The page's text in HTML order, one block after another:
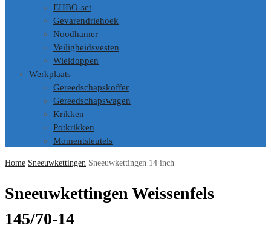
EHBO-set
Gevarendriehoek
Noodhamer
Veiligheidsvesten
Wieldoppen
Werkplaats
Gereedschapskoffer
Gereedschapswagen
Krikken
Potkrikken
Momentsleutels
Home Sneeuwkettingen Sneeuwkettingen 14 inch
Sneeuwkettingen Weissenfels
145/70-14